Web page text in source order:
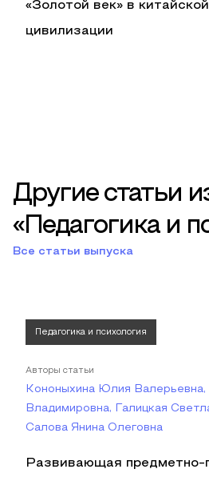
«Золотой век» в
цивилизации
Другие статьи
«Педагогика и
Все статьи выпуска
Педагогика и психология
Авторы статьи
Кононыхина Юлия
Владимировна, Галицкая
Салова Янина Олеговна
Развивающая предметно-